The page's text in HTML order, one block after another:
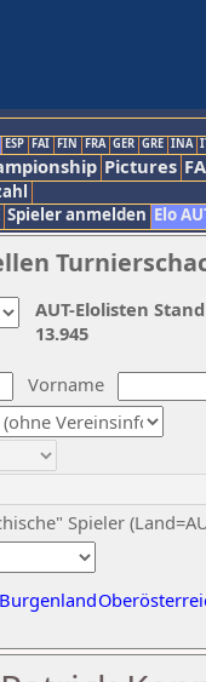
ESP FAI FIN FRA GER GRE INA
Pictures
Spieler anmelden Elo
Vorname
Spieler
Burgenland
AUT-Elolisten
13.945